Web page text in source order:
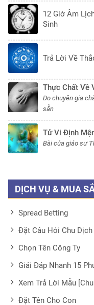
12 Giờ Âm
Sinh
Trả Lời Về
Thực Chất Về
Do chuyên gia
sẵn
Tử Vi Định
Bài của giáo sư
DỊCH VỤ & MUA
Spread Betting
Đặt Câu Hỏi Chu Dịch
Chọn Tên Công Ty
Giải Đáp Nhanh 15
Xem Trả Lời Mẫu
Đặt Tên Cho Con